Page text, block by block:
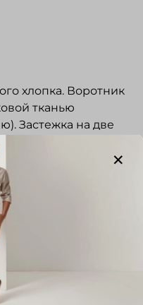
хлопка. Воротник
тканью
Застежка на две
Низ рукава на
На груди
HATTON».
джинсами, так и с
casual.